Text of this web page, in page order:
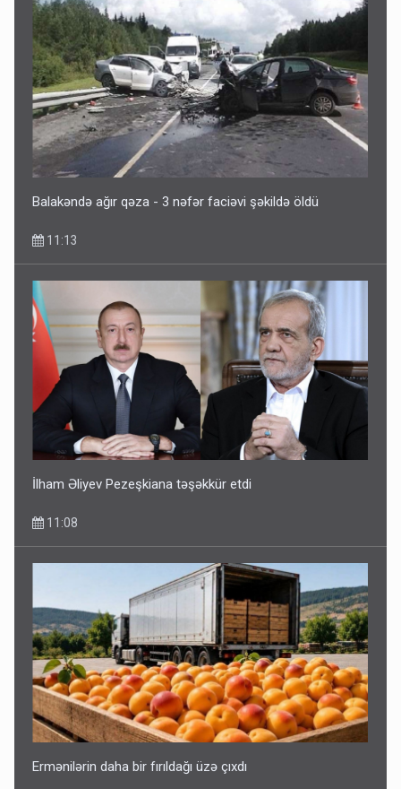
Balakəndə ağır qəza - 3 nəfər faciəvi şəkildə öldü
11:13
İlham Əliyev Pezeşkiana təşəkkür etdi
11:08
Ermənilərin daha bir fırıldağı üzə çıxdı